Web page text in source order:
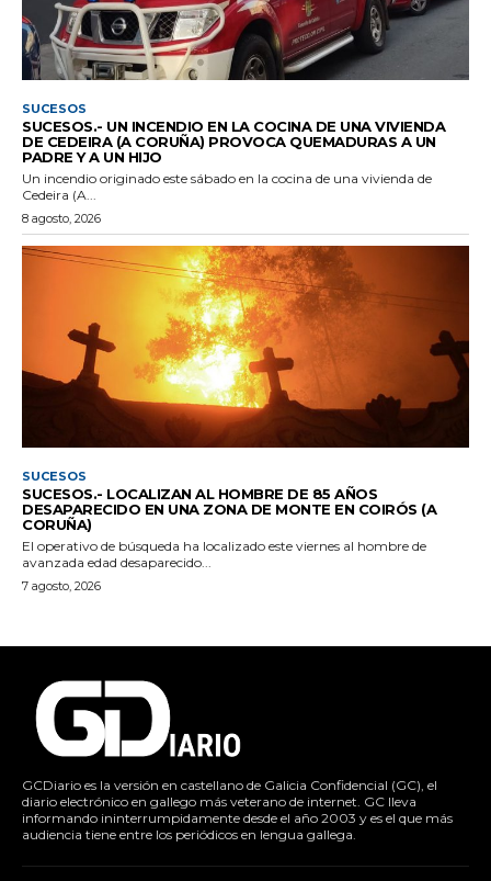
SUCESOS
SUCESOS.- UN INCENDIO EN LA COCINA DE UNA VIVIENDA
DE CEDEIRA (A CORUÑA) PROVOCA QUEMADURAS A UN
PADRE Y A UN HIJO
Un incendio originado este sábado en la cocina de una vivienda de
Cedeira (A...
8 agosto, 2026
SUCESOS
SUCESOS.- LOCALIZAN AL HOMBRE DE 85 AÑOS
DESAPARECIDO EN UNA ZONA DE MONTE EN COIRÓS (A
CORUÑA)
El operativo de búsqueda ha localizado este viernes al hombre de
avanzada edad desaparecido...
7 agosto, 2026
GCDiario es la versión en castellano de Galicia Confidencial (GC), el
diario electrónico en gallego más veterano de internet. GC lleva
informando ininterrumpidamente desde el año 2003 y es el que más
audiencia tiene entre los periódicos en lengua gallega.